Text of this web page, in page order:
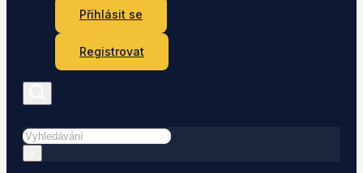
Přihlásit se
Registrovat
Hledat